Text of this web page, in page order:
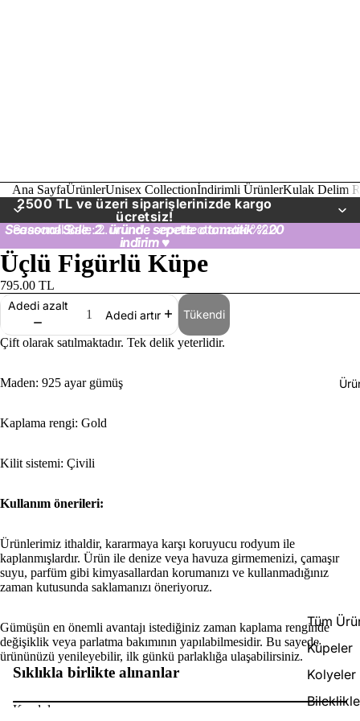
Tüm
Küpeler
Kolyeler
Ana SayfaÜrünlerUnisex Collectionİndirimli ÜrünlerKulak Delim
2500 TL ve üzeri siparişlerinizde kargo
ücretsiz!
Seasonal Sale: 2. üründe sepette otomatik %20
indirim ♥
Seasonal Sale: 2. üründe sepette otomatik %20
indirim ♥
Üçlü Figürlü Küpe
795.00 TL
Adedi azalt
Adedi artır Tükendi
Çift olarak satılmaktadır. Tek delik yeterlidir.
Maden: 925 ayar gümüş
Kaplama rengi: Gold
Kilit sistemi: Çivili
Kullanım önerileri:
Ürünlerimiz ithaldir, kararmaya karşı koruyucu rodyum ile
kaplanmışlardır. Ürün ile denize veya havuza girmemenizi, çamaşır
suyu, parfüm gibi kimyasallardan korumanızı ve kullanmadığınız
zaman kutusunda saklamanızı öneriyoruz.
Gümüşün en önemli avantajı istediğiniz zaman kaplama renginde
değişiklik veya parlatma bakımının yapılabilmesidir. Bu sayede
ürününüzü yenileyebilir, ilk günkü parlaklığa ulaşabilirsiniz.
Sıklıkla birlikte alınanlar
Kaydol
Para iade politikası
Gizlilik politikası